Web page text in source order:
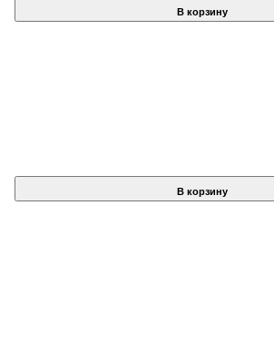
В корзину
В корзину